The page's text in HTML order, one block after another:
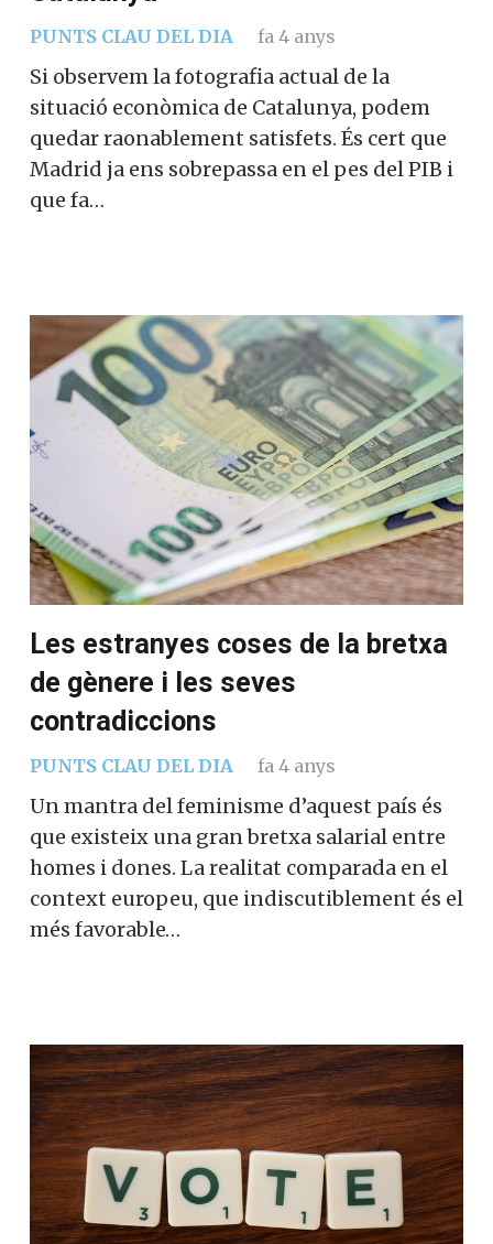
PUNTS CLAU DEL DIA fa 4 anys
Si observem la fotografia actual de la
situació econòmica de Catalunya, podem
quedar raonablement satisfets. És cert que
Madrid ja ens sobrepassa en el pes del PIB i
que fa…
Les estranyes coses de la bretxa
de gènere i les seves
contradiccions
PUNTS CLAU DEL DIA fa 4 anys
Un mantra del feminisme d’aquest país és
que existeix una gran bretxa salarial entre
homes i dones. La realitat comparada en el
context europeu, que indiscutiblement és el
més favorable…